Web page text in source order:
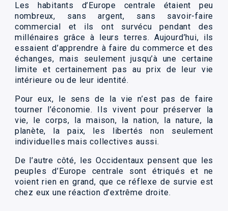
Les habitants d’Europe centrale étaient peu
nombreux, sans argent, sans savoir-faire
commercial et ils ont survécu pendant des
millénaires grâce à leurs terres. Aujourd’hui, ils
essaient d’apprendre à faire du commerce et des
échanges, mais seulement jusqu’à une certaine
limite et certainement pas au prix de leur vie
intérieure ou de leur identité.
Pour eux, le sens de la vie n’est pas de faire
tourner l’économie. Ils vivent pour préserver la
vie, le corps, la maison, la nation, la nature, la
planète, la paix, les libertés non seulement
individuelles mais collectives aussi.
De l’autre côté, les Occidentaux pensent que les
peuples d’Europe centrale sont étriqués et ne
voient rien en grand, que ce réflexe de survie est
chez eux une réaction d’extrême droite.